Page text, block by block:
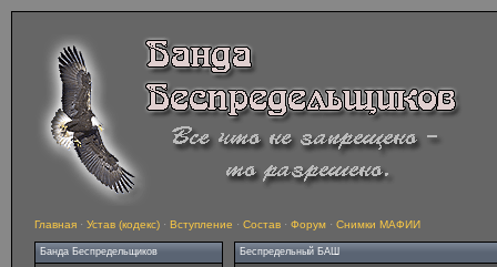
Главная · Устав (кодекс) · Вступление · Состав · Форум · Снимки МАФИИ
Банда Беспредельщиков Беспредельный БАШ